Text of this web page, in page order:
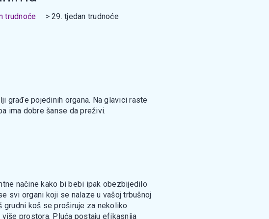
trudnoće 29. tjedan trudnoće
građe pojedinih organa. Na glavici raste
ima dobre šanse da preživi.
načine kako bi bebi ipak obezbijedilo
svi organi koji se nalaze u vašoj trbušnoj
grudni koš se proširuje za nekoliko
prostora. Pluća postaju efikasnija